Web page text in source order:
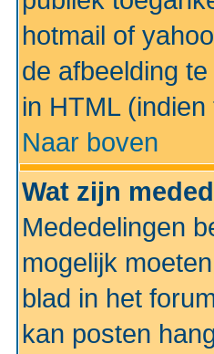
hotmail of
de afbeelding
in HTML
Naar boven
Wat zijn
Mededelingen
mogelijk
blad in het
kan posten